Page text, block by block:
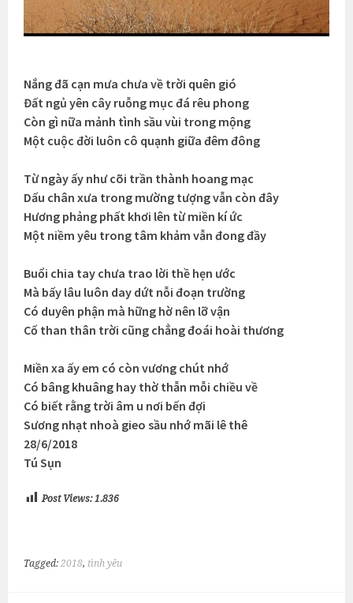
Nắng đã cạn mưa chưa về trời quên gió
Đất ngủ yên cây ruỗng mục đá rêu phong
Còn gì nữa mảnh tình sầu vùi trong mộng
Một cuộc đời luôn cô quạnh giữa đêm đông
Từ ngày ấy như cõi trần thành hoang mạc
Dấu chân xưa trong mường tượng vẫn còn đây
Hương phảng phất khơi lên từ miền kí ức
Một niềm yêu trong tâm khảm vẫn đong đầy
Buổi chia tay chưa trao lời thề hẹn ước
Mà bấy lâu luôn day dứt nỗi đoạn trường
Có duyên phận mà hững hờ nên lỡ vận
Cố than thân trời cũng chẳng đoái hoài thương
Miền xa ấy em có còn vương chút nhớ
Có bâng khuâng hay thờ thẫn mỗi chiều về
Có biết rằng trời âm u nơi bến đợi
Sương nhạt nhoà gieo sầu nhớ mãi lê thê
28/6/2018
Tú Sụn
Post Views: 1.836
Tagged:2018, tình yêu